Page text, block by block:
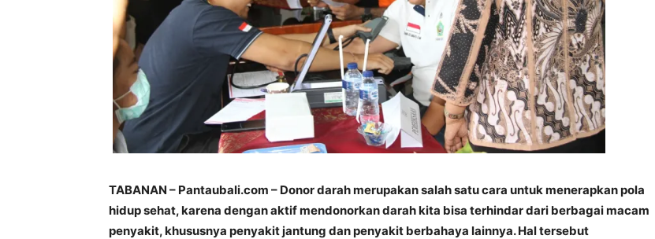
TABANAN – Pantaubali.com – Donor darah merupakan salah satu cara untuk menerapkan pola
hidup sehat, karena dengan aktif mendonorkan darah kita bisa terhindar dari berbagai macam
penyakit, khususnya penyakit jantung dan penyakit berbahaya lainnya. Hal tersebut